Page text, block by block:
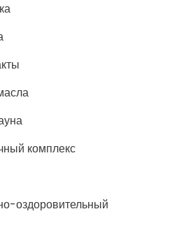
комплекс
оздоровительный